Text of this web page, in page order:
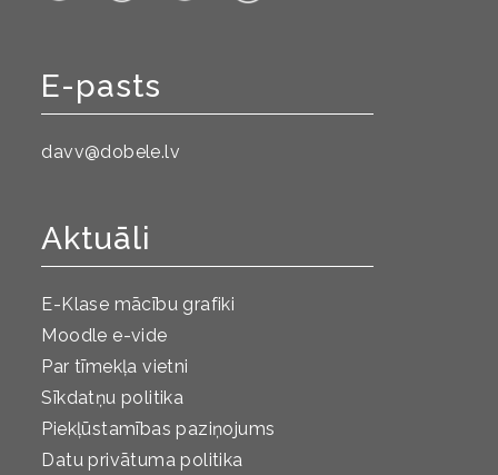
E-pasts
davv@dobele.lv
Aktuāli
E-Klase mācību grafiki
Moodle e-vide
Par tīmekļa vietni
Sīkdatņu politika
Piekļūstamības paziņojums
Datu privātuma politika